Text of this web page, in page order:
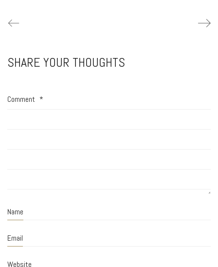
SHARE YOUR THOUGHTS
Comment *
Name
Email
Website